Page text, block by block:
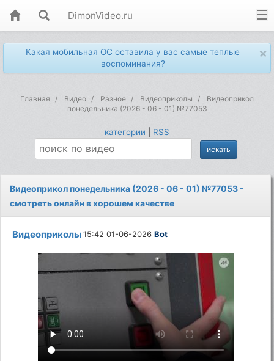
DimonVideo.ru
×
Какая мобильная ОС оставила у вас самые теплые
воспоминания?
Главная Видео Разное Видеоприколы
Видеоприкол
понедельника (2026 - 06 - 01) №77053
категории RSS
Видеоприкол понедельника (2026 - 06 - 01) №77053 -
смотреть онлайн в хорошем качестве
Видеоприколы15:42 01-06-2026Bot